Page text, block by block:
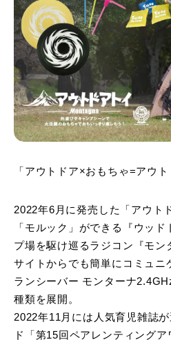
「アウトドア×おもちゃ=アウト
2022年6月に発売した「アウト
「モルック」ができる『ウッ
プ場を駆け巡るラジコン『モン
サイトからでも簡単にコミュニ
ランシーバー モンターナ
種類を展開。
2022年11月には人気育児雑誌
ド「第15回ペアレンティング